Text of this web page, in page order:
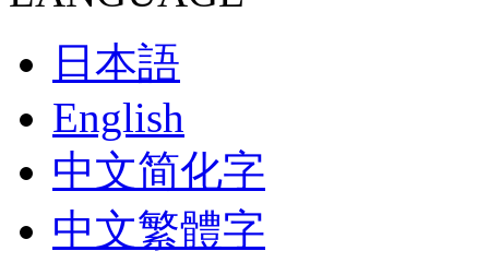
日本語
English
中文简化字
中文繁體字